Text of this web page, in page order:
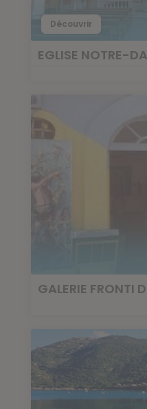
Découvrir
GALERIE FRONTI